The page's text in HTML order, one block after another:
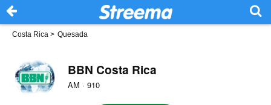
Costa Rica > Quesada
BBN Costa Rica
AM · 910